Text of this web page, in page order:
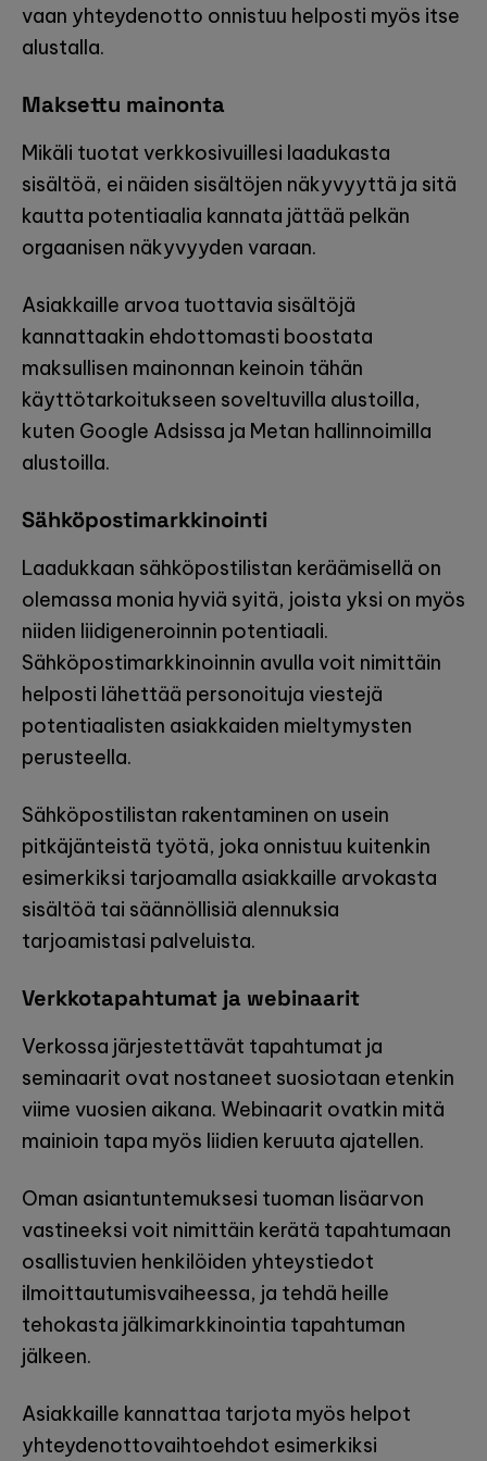
vaan yhteydenotto onnistuu helposti myös itse
alustalla.
Maksettu mainonta
Mikäli tuotat verkkosivuillesi laadukasta
sisältöä, ei näiden sisältöjen näkyvyyttä ja sitä
kautta potentiaalia kannata jättää pelkän
orgaanisen näkyvyyden varaan.
Asiakkaille arvoa tuottavia sisältöjä
kannattaakin ehdottomasti boostata
maksullisen mainonnan keinoin tähän
käyttötarkoitukseen soveltuvilla alustoilla,
kuten Google Adsissa ja Metan hallinnoimilla
alustoilla.
Sähköpostimarkkinointi
Laadukkaan sähköpostilistan keräämisellä on
olemassa monia hyviä syitä, joista yksi on myös
niiden liidigeneroinnin potentiaali.
Sähköpostimarkkinoinnin avulla voit nimittäin
helposti lähettää personoituja viestejä
potentiaalisten asiakkaiden mieltymysten
perusteella.
Sähköpostilistan rakentaminen on usein
pitkäjänteistä työtä, joka onnistuu kuitenkin
esimerkiksi tarjoamalla asiakkaille arvokasta
sisältöä tai säännöllisiä alennuksia
tarjoamistasi palveluista.
Verkkotapahtumat ja webinaarit
Verkossa järjestettävät tapahtumat ja
seminaarit ovat nostaneet suosiotaan etenkin
viime vuosien aikana. Webinaarit ovatkin mitä
mainioin tapa myös liidien keruuta ajatellen.
Oman asiantuntemuksesi tuoman lisäarvon
vastineeksi voit nimittäin kerätä tapahtumaan
osallistuvien henkilöiden yhteystiedot
ilmoittautumisvaiheessa, ja tehdä heille
tehokasta jälkimarkkinointia tapahtuman
jälkeen.
Asiakkaille kannattaa tarjota myös helpot
yhteydenottovaihtoehdot esimerkiksi